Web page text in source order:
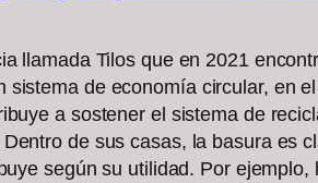
llamada Tilos que en 2021
sistema de economía circular, en
a sostener el sistema de
de sus casas, la basura es
según su utilidad. Por